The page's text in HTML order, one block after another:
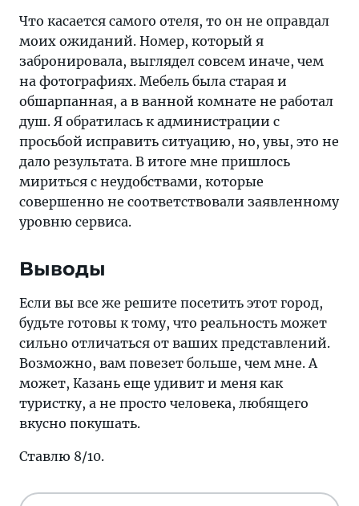
Что касается самого отеля, то он не оправдал
моих ожиданий. Номер, который я
забронировала, выглядел совсем иначе, чем
на фотографиях. Мебель была старая и
обшарпанная, а в ванной комнате не работал
душ. Я обратилась к администрации с
просьбой исправить ситуацию, но, увы, это не
дало результата. В итоге мне пришлось
мириться с неудобствами, которые
совершенно не соответствовали заявленному
уровню сервиса.
Выводы
Если вы все же решите посетить этот город,
будьте готовы к тому, что реальность может
сильно отличаться от ваших представлений.
Возможно, вам повезет больше, чем мне. А
может, Казань еще удивит и меня как
туристку, а не просто человека, любящего
вкусно покушать.
Ставлю 8/10.